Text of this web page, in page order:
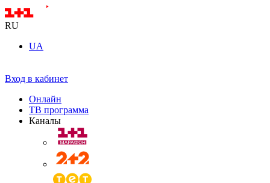
RU
UA
Вход в кабинет
Онлайн
ТВ программа
Каналы